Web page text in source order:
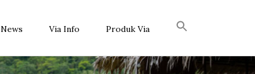
News Via Info Produk Via